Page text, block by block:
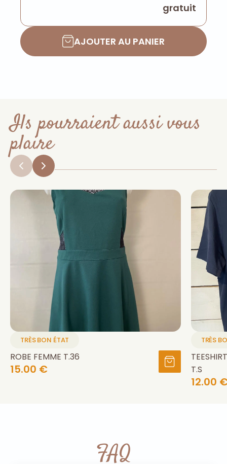
gratuit
AJOUTER AU PANIER
Ils pourraient aussi vous
plaire
TRÈS BON ÉTAT
ROBE FEMME T.36
15.00 €
TRÈS
T.S
12.00
FAQ